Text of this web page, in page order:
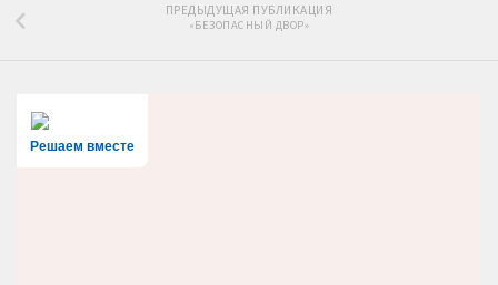
ПРЕДЫДУЩАЯ ПУБЛИКАЦИЯ
«БЕЗОПАСНЫЙ ДВОР»
Решаем вместе